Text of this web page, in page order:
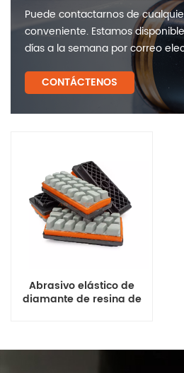
Puede contactarnos de
conveniente. Estamos
días a la semana por correo
CONTÁCTENOS
Abrasivo elástico de
diamante de resina de